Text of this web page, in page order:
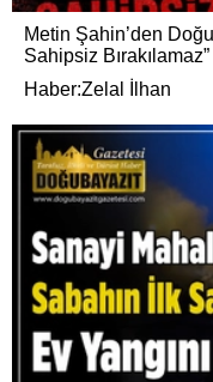
Metin Şahin’den
Sahipsiz Bırakılamaz”
Haber:Zelal İlhan